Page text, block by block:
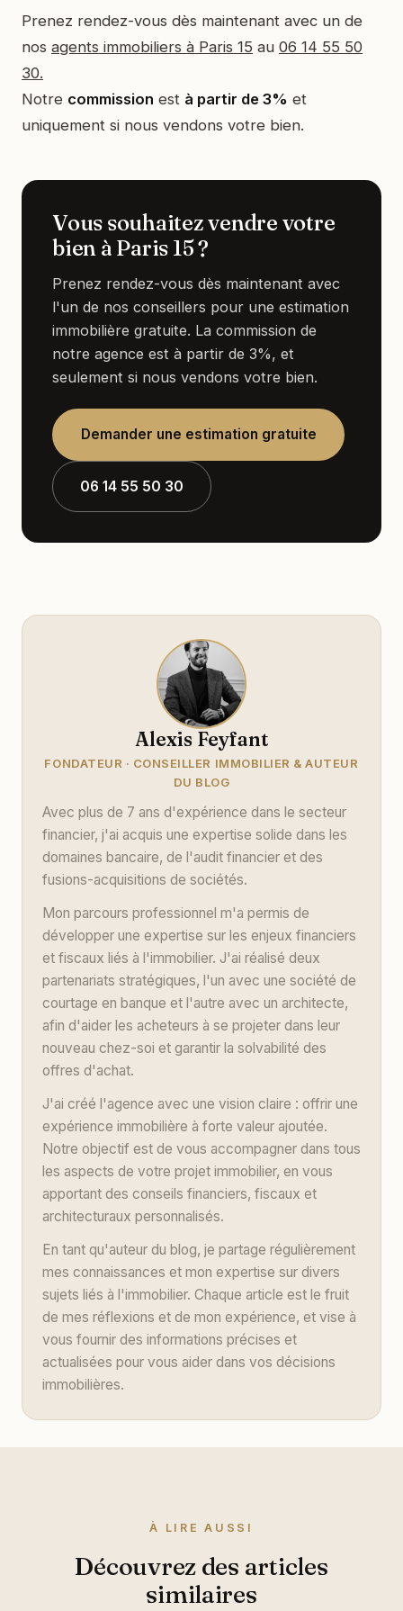
Prenez rendez-vous dès maintenant avec un de
nos agents immobiliers à Paris 15 au 06 14 55 50
30.
Notre commission est à partir de 3% et
uniquement si nous vendons votre bien.
Vous souhaitez vendre votre
bien à Paris 15 ?
Prenez rendez-vous dès maintenant avec
l'un de nos conseillers pour une estimation
immobilière gratuite. La commission de
notre agence est à partir de 3%, et
seulement si nous vendons votre bien.
Demander une estimation gratuite
06 14 55 50 30
Alexis Feyfant
FONDATEUR · CONSEILLER IMMOBILIER & AUTEUR
DU BLOG
Avec plus de 7 ans d'expérience dans le secteur
financier, j'ai acquis une expertise solide dans les
domaines bancaire, de l'audit financier et des
fusions-acquisitions de sociétés.
Mon parcours professionnel m'a permis de
développer une expertise sur les enjeux financiers
et fiscaux liés à l'immobilier. J'ai réalisé deux
partenariats stratégiques, l'un avec une société de
courtage en banque et l'autre avec un architecte,
afin d'aider les acheteurs à se projeter dans leur
nouveau chez-soi et garantir la solvabilité des
offres d'achat.
J'ai créé l'agence avec une vision claire : offrir une
expérience immobilière à forte valeur ajoutée.
Notre objectif est de vous accompagner dans tous
les aspects de votre projet immobilier, en vous
apportant des conseils financiers, fiscaux et
architecturaux personnalisés.
En tant qu'auteur du blog, je partage régulièrement
mes connaissances et mon expertise sur divers
sujets liés à l'immobilier. Chaque article est le fruit
de mes réflexions et de mon expérience, et vise à
vous fournir des informations précises et
actualisées pour vous aider dans vos décisions
immobilières.
À LIRE AUSSI
Découvrez des articles
similaires